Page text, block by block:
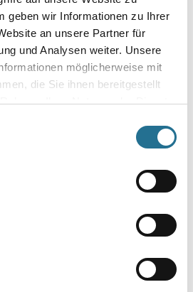
geben wir Informationen zu Ihrer
an unsere Partner für
und Analysen weiter. Unsere
möglicherweise mit
die Sie ihnen bereitgestellt
Ihrer Nutzung der Dienste